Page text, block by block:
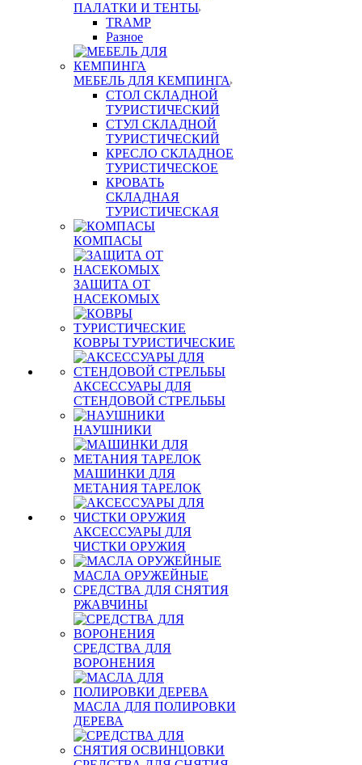
ПАЛАТКИ И ТЕНТЫ
TRAMP
Разное
МЕБЕЛЬ ДЛЯ КЕМПИНГА
СТОЛ СКЛАДНОЙ
ТУРИСТИЧЕСКИЙ
СТУЛ СКЛАДНОЙ
ТУРИСТИЧЕСКИЙ
КРЕСЛО СКЛАДНОЕ
ТУРИСТИЧЕСКОЕ
КРОВАТЬ
СКЛАДНАЯ
ТУРИСТИЧЕСКАЯ
КОМПАСЫ
ЗАЩИТА ОТ
НАСЕКОМЫХ
КОВРЫ ТУРИСТИЧЕСКИЕ
АКСЕССУАРЫ ДЛЯ
СТЕНДОВОЙ СТРЕЛЬБЫ
НАУШНИКИ
МАШИНКИ ДЛЯ
МЕТАНИЯ ТАРЕЛОК
АКСЕССУАРЫ ДЛЯ
ЧИСТКИ ОРУЖИЯ
МАСЛА ОРУЖЕЙНЫЕ
СРЕДСТВА ДЛЯ СНЯТИЯ
РЖАВЧИНЫ
СРЕДСТВА ДЛЯ
ВОРОНЕНИЯ
МАСЛА ДЛЯ ПОЛИРОВКИ
ДЕРЕВА